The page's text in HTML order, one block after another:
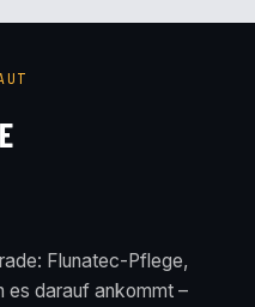
Flunatec-Pflege,
es darauf ankommt –